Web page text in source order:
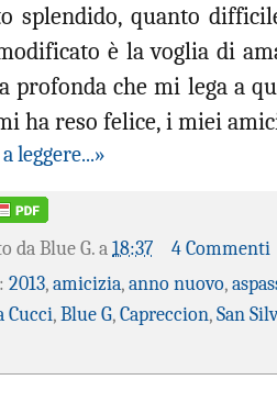
splendido, quanto
è la voglia di
profonda che mi lega a
ha reso felice, i miei
leggere...»
da Blue G. a 18:37
4 Commenti
2013, amicizia, anno nuovo,
Cucci, Blue G, Capreccion, San